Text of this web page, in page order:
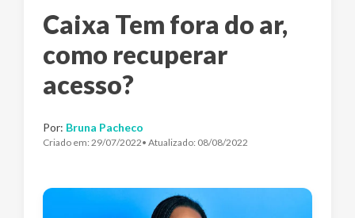
Caixa Tem fora do ar,
como recuperar
acesso?
Por: Bruna Pacheco
Criado em: 29/07/2022• Atualizado: 08/08/2022